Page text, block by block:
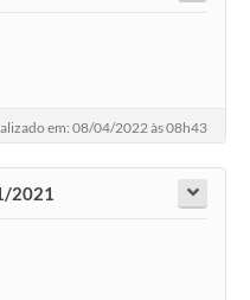
em: 08/04/2022 às 08h43
2021